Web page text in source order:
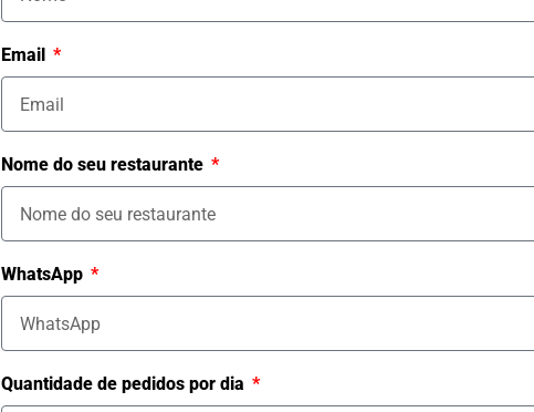
Email
Nome do seu restaurante
WhatsApp
Quantidade de pedidos por dia